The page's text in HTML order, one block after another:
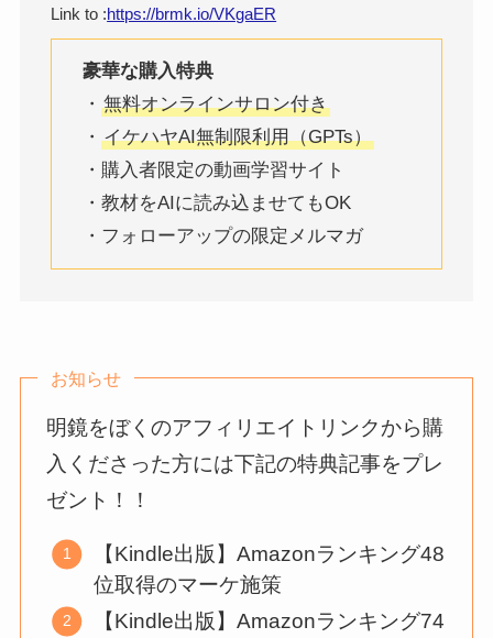
Link to :https://brmk.io/VKgaER
豪華な購入特典
・無料オンラインサロン付き
・イケハヤAI無制限利用（GPTs）
・購入者限定の動画学習サイト
・教材をAIに読み込ませてもOK
・フォローアップの限定メルマガ
お知らせ
明鏡をぼくのアフィリエイトリンクから購
入くださった方には下記の特典記事をプレ
ゼント！！
【Kindle出版】Amazonランキング48
位取得のマーケ施策
【Kindle出版】Amazonランキング74